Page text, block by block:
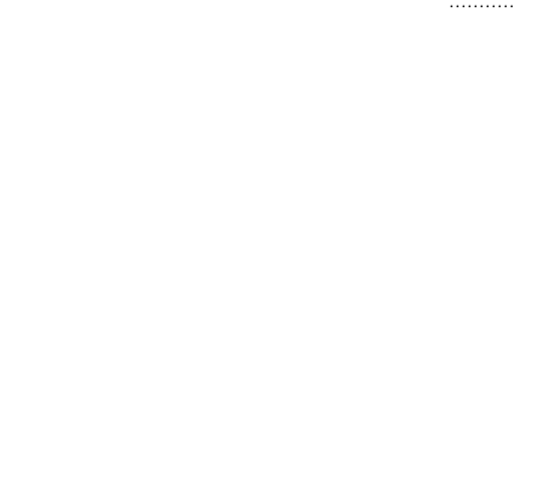
...........